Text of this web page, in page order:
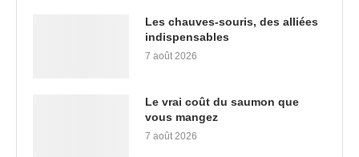
Les chauves-souris, des alliées
indispensables
7 août 2026
Le vrai coût du saumon que
vous mangez
7 août 2026